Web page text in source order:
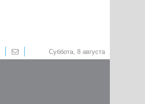
Суббота, 8 августа